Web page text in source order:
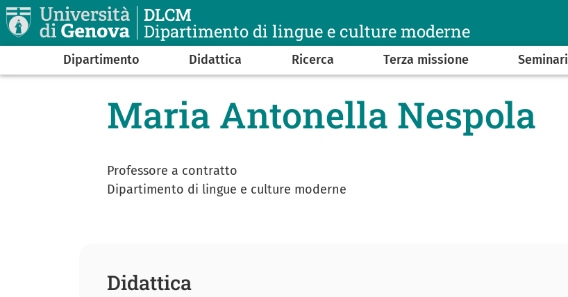
Salta al contenuto principaleDLCM
Dipartimento di lingue e culture moderne
Navigazione principale
Dipartimento Didattica Ricerca Terza missione Seminari
Maria Antonella Nespola
Professore a contratto
Dipartimento di lingue e culture moderne
Didattica